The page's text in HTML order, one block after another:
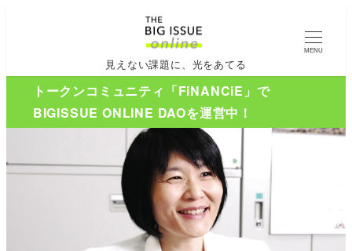
見えない課題に、光をあてる
MENU
トークンコミュニティ「FiNANCiE」で
BIGISSUE ONLINE DAOを運営中！